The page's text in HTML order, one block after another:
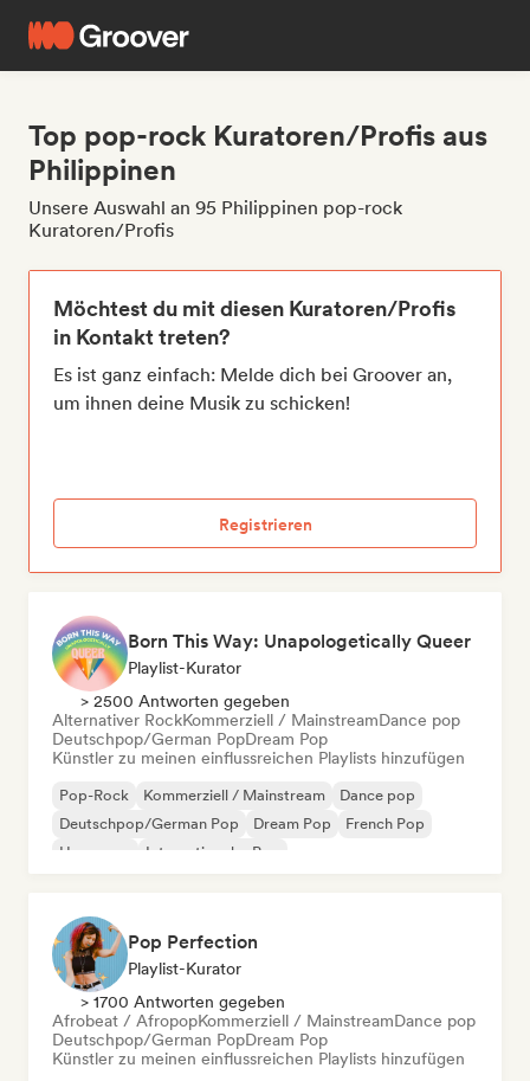
Top pop-rock Kuratoren/Profis aus
Philippinen
Unsere Auswahl an 95 Philippinen pop-rock
Kuratoren/Profis
Möchtest du mit diesen Kuratoren/Profis
in Kontakt treten?
Es ist ganz einfach: Melde dich bei Groover an,
um ihnen deine Musik zu schicken!
Registrieren
Born This Way: Unapologetically Queer
Playlist-Kurator
> 2500 Antworten gegeben
Alternativer RockKommerziell / MainstreamDance pop
Deutschpop/German PopDream Pop
Künstler zu meinen einflussreichen Playlists hinzufügen
Pop-Rock Kommerziell / Mainstream
Dance pop
Deutschpop/German Pop
Dream Pop
French Pop
Hyperpop
Internationaler Pop
Pop Perfection
Playlist-Kurator
> 1700 Antworten gegeben
Afrobeat / AfropopKommerziell / MainstreamDance pop
Deutschpop/German PopDream Pop
Künstler zu meinen einflussreichen Playlists hinzufügen